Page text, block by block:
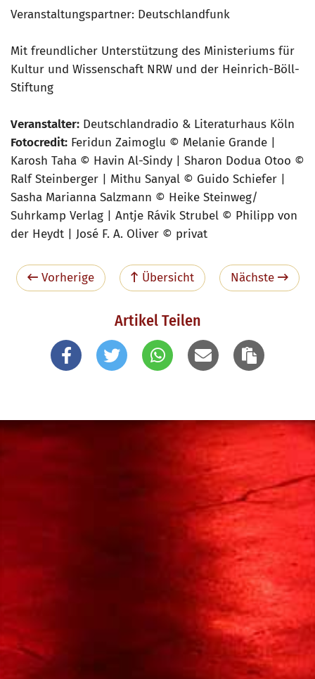
Veranstaltungspartner: Deutschlandfunk
Mit freundlicher Unterstützung des Ministeriums für
Kultur und Wissenschaft NRW und der Heinrich-Böll-
Stiftung
Veranstalter: Deutschlandradio & Literaturhaus Köln
Fotocredit: Feridun Zaimoglu © Melanie Grande |
Karosh Taha © Havin Al-Sindy | Sharon Dodua Otoo ©
Ralf Steinberger | Mithu Sanyal © Guido Schiefer |
Sasha Marianna Salzmann © Heike Steinweg/
Suhrkamp Verlag | Antje Rávik Strubel © Philipp von
der Heydt | José F. A. Oliver © privat
Vorherige Übersicht Nächste
Artikel Teilen